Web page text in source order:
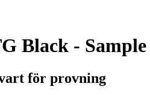
Black - Sample
för provning